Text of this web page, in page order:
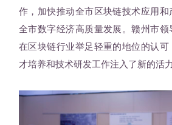
作，加快推动全市区块链技术应用和
全市数字经济高质量发展。赣州市
在区块链行业举足轻重的地位的认可
才培养和技术研发工作注入了新的活力